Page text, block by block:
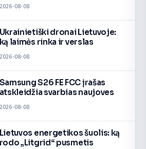
2026-08-08
Ukrainietiški dronai Lietuvoje:
ką laimės rinka ir verslas
2026-08-08
Samsung S26 FE FCC įrašas
atskleidžia svarbias naujoves
2026-08-08
Lietuvos energetikos šuolis: ką
rodo „Litgrid“ pusmetis